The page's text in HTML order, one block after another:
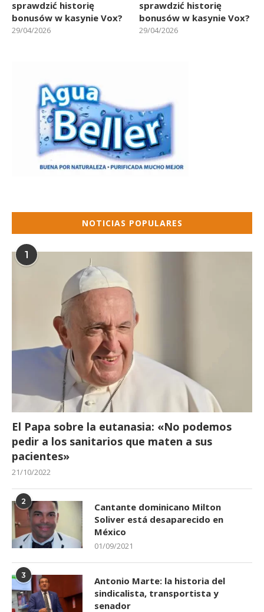
sprawdzić historię
bonusów w kasynie Vox?
29/04/2026
sprawdzić historię
bonusów w kasynie Vox?
29/04/2026
NOTICIAS POPULARES
1
El Papa sobre la eutanasia: «No podemos
pedir a los sanitarios que maten a sus
pacientes»
21/10/2022
2
Cantante dominicano Milton
Soliver está desaparecido en
México
01/09/2021
3
Antonio Marte: la historia del
sindicalista, transportista y
senador